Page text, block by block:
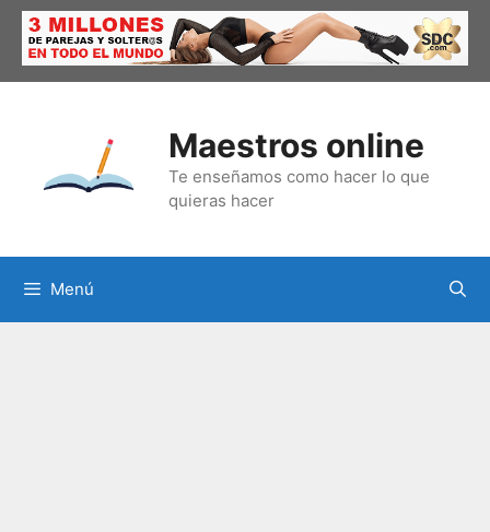
Saltar
contenido
Maestros online
Te enseñamos como hacer lo que
quieras hacer
Menú